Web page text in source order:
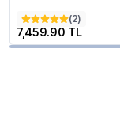
(2)
7,459.90 TL